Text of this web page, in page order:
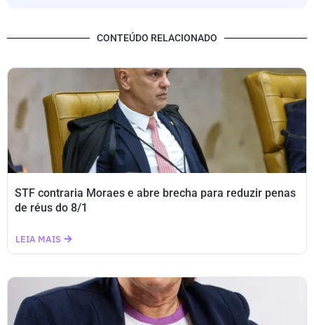
CONTEÚDO RELACIONADO
STF contraria Moraes e abre brecha para reduzir penas
de réus do 8/1
LEIA MAIS